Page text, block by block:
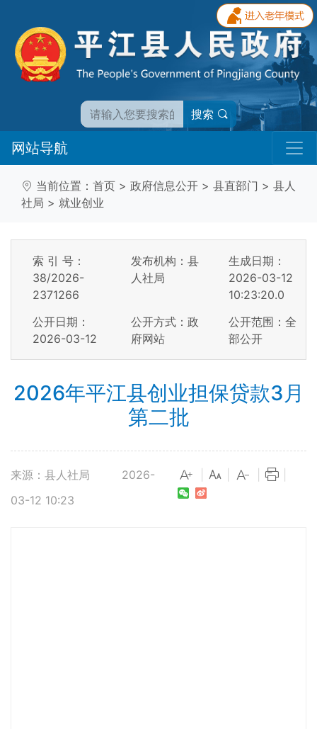
搜索
网站导航
当前位置： 首页 > 政府信息公开 > 县直部门 > 县人
社局 > 就业创业
索 引 号：
38/2026-
2371266
发布机构：县
人社局
生成日期：
2026-03-12
10:23:20.0
公开日期：
2026-03-12
公开方式：政
府网站
公开范围：全
部公开
2026年平江县创业担保贷款3月
第二批
来源：县人社局
2026-
03-12 10:23